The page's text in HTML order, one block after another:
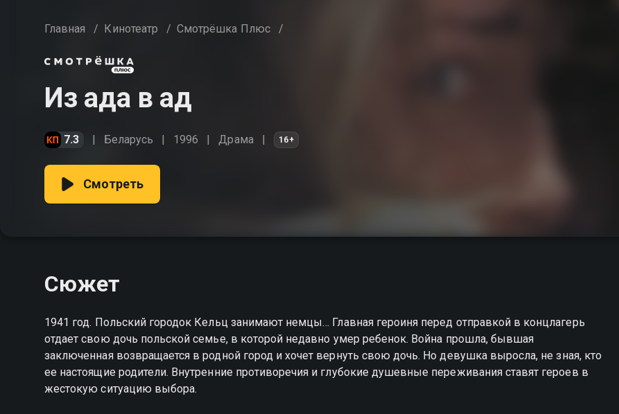
Главная / Кинотеатр / Смотрёшка Плюс /
Из ада в ад
7.3 Беларусь 1996 Драма 16+
Смотреть
Сюжет
1941 год. Польский городок Кельц занимают немцы… Главная героиня перед отправкой в концлагерь
отдает свою дочь польской семье, в которой недавно умер ребенок. Война прошла, бывшая
заключенная возвращается в родной город и хочет вернуть свою дочь. Но девушка выросла, не зная, кто
ее настоящие родители. Внутренние противоречия и глубокие душевные переживания ставят героев в
жестокую ситуацию выбора.